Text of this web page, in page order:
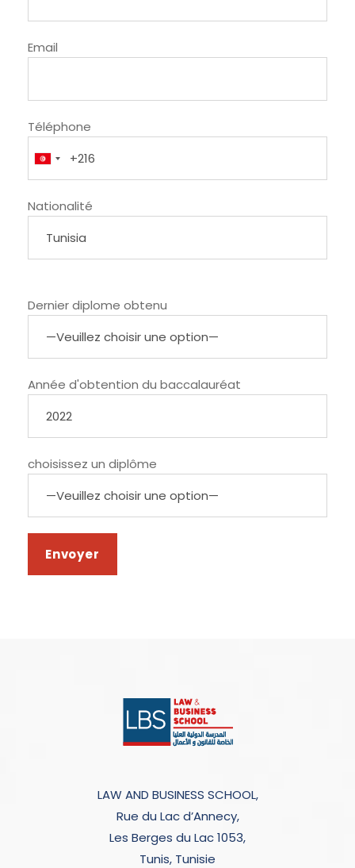
Email
Téléphone
Nationalité
Dernier diplome obtenu
Année d'obtention du baccalauréat
choisissez un diplôme
LAW AND BUSINESS SCHOOL,
Rue du Lac d’Annecy,
Les Berges du Lac 1053,
Tunis, Tunisie